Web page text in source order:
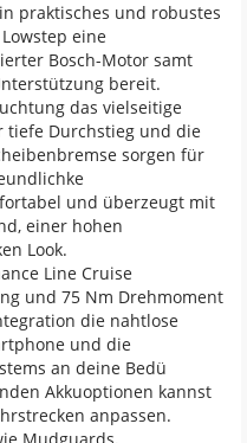
praktisches und robustes
eine
Bosch-Motor samt
bereit.
das vielseitige
tiefe Durchstieg und die
sorgen für
und überzeugt mit
einer hohen
Look.
Line Cruise
und 75 Nm Drehmoment
die nahtlose
und die
an deine Bedü
Akkuoptionen kannst
anpassen.